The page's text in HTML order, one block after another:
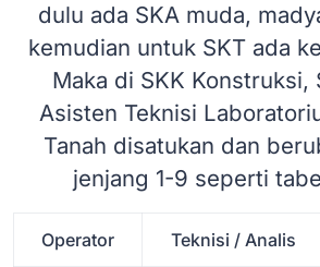
dulu ada SKA muda,
kemudian untuk SKT ada
Maka di SKK Konstruksi,
Asisten Teknisi
Tanah disatukan dan
jenjang 1-9 seperti
Operator Teknisi / Analis